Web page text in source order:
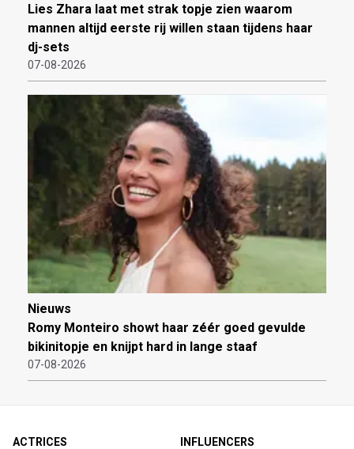
Lies Zhara laat met strak topje zien waarom
mannen altijd eerste rij willen staan tijdens haar
dj-sets
07-08-2026
Nieuws
Romy Monteiro showt haar zéér goed gevulde
bikinitopje en knijpt hard in lange staaf
07-08-2026
ACTRICES
INFLUENCERS